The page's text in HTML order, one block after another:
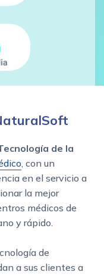
de la
, con un
en el servicio a
la mejor
médicos de
y rápido.
de
a sus clientes a